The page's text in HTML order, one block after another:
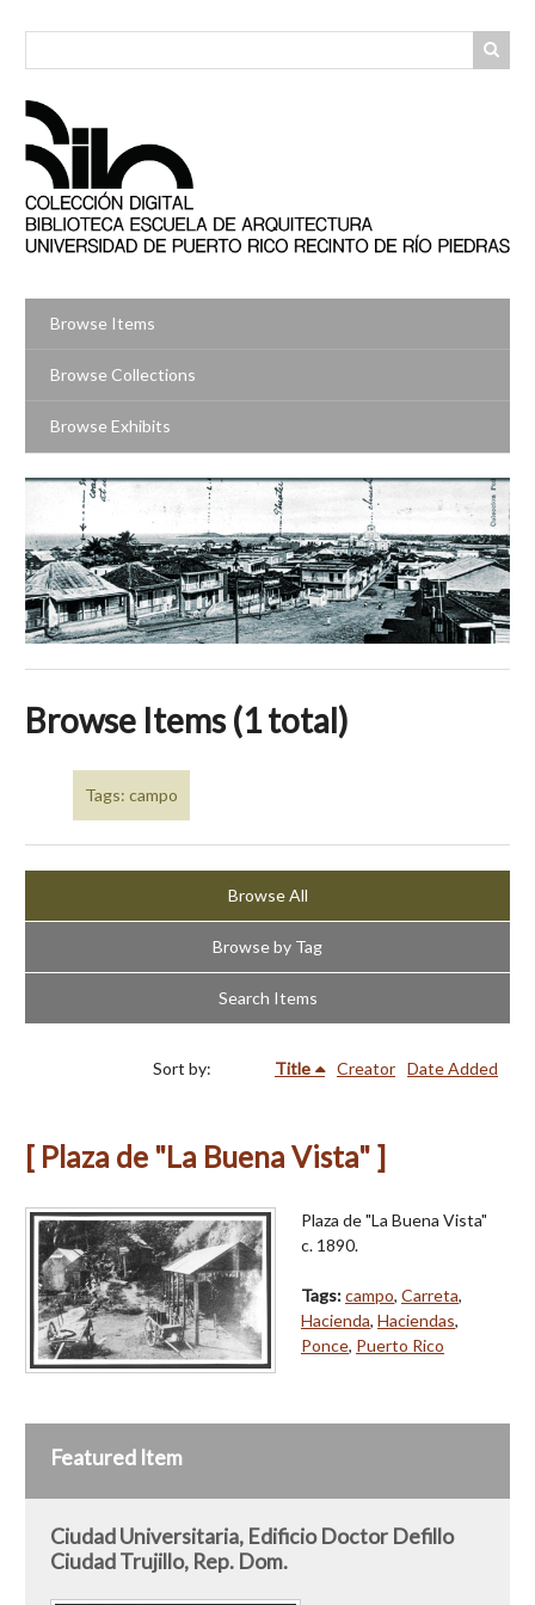
Browse Items
Browse Collections
Browse Exhibits
Browse Items (1 total)
Tags: campo
Browse All
Browse by Tag
Search Items
Sort by: Title Creator Date Added
[ Plaza de "La Buena Vista" ]
Plaza de "La Buena Vista"
c. 1890.
Tags:campo, Carreta,
Hacienda, Haciendas,
Ponce, Puerto Rico
Featured Item
Ciudad Universitaria, Edificio Doctor Defillo
Ciudad Trujillo, Rep. Dom.